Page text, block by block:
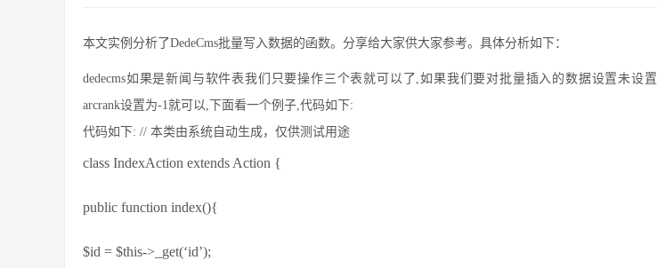
本文实例分析了DedeCms批量写入数据的函数。分享给大家供大家参考。具体分析如下：
dedecms如果是新闻与软件表我们只要操作三个表就可以了,如果我们要对批量插入的数据设置未设
arcrank设置为-1就可以,下面看一个例子,代码如下:
代码如下: // 本类由系统自动生成，仅供测试用途
class IndexAction extends Action {
public function index(){
$id = $this->_get(‘id’);